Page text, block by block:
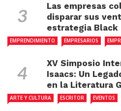
Las empresas
disparar sus
estrategia
EMPRENDIMIENTO EMPRESARIOS
XV Simposio
Isaacs: Un
en la Literatura
ARTE Y CULTURA ESCRITOR EVENTOS